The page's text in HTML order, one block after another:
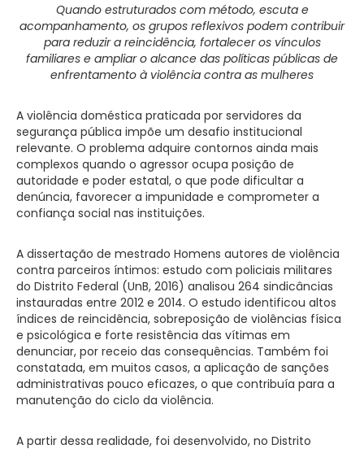
Quando estruturados com método, escuta e
acompanhamento, os grupos reflexivos podem contribuir
para reduzir a reincidência, fortalecer os vínculos
familiares e ampliar o alcance das políticas públicas de
enfrentamento à violência contra as mulheres
A violência doméstica praticada por servidores da
segurança pública impõe um desafio institucional
relevante. O problema adquire contornos ainda mais
complexos quando o agressor ocupa posição de
autoridade e poder estatal, o que pode dificultar a
denúncia, favorecer a impunidade e comprometer a
confiança social nas instituições.
A dissertação de mestrado Homens autores de violência
contra parceiros íntimos: estudo com policiais militares
do Distrito Federal (UnB, 2016) analisou 264 sindicâncias
instauradas entre 2012 e 2014. O estudo identificou altos
índices de reincidência, sobreposição de violências física
e psicológica e forte resistência das vítimas em
denunciar, por receio das consequências. Também foi
constatada, em muitos casos, a aplicação de sanções
administrativas pouco eficazes, o que contribuía para a
manutenção do ciclo da violência.
A partir dessa realidade, foi desenvolvido, no Distrito